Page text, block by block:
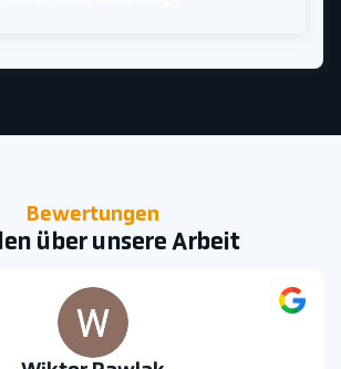
Bewertungen
über unsere Arbeit